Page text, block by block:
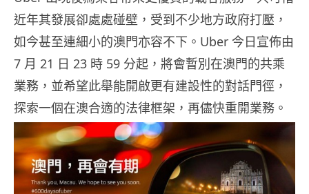
近年其發展卻處處碰壁，受到不少地方政府打壓，
如今甚至連細小的澳門亦容不下。Uber 今日宣佈由
7 月 21 日 23 時 59 分起，將會暫別在澳門的共乘
業務，並希望此舉能開啟更有建設性的對話門徑，
探索一個在澳合適的法律框架，再儘快重開業務。